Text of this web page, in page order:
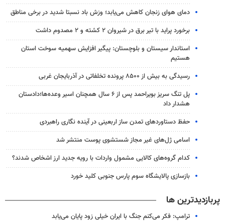
دمای هوای زنجان کاهش می‌یابد؛ وزش باد نسبتا شدید در برخی مناطق
برخورد پراید با تیر برق در شیروان ۲ کشته و ۲ مصدوم داشت
استاندار سیستان و بلوچستان: پیگیر افزایش سهمیه سوخت استان
هستیم
رسیدگی به بیش از ۸۵۰۰ پرونده تخلفاتی در آذربایجان غربی
پل تنگ سریز بویراحمد پس از ۶ سال همچنان اسیر وعده‌ها؛دادستان
هشدار داد
حفظ دستاوردهای تمدن ساز اربعینی در آینده نگاری راهبردی
اسامی ژل‌های غیر مجاز شستشوی پوست منتشر شد
کدام گروه‌های کالایی مشمول واردات با رویه جدید ارز اشخاص شدند؟
بازسازی پالایشگاه سوم پارس جنوبی کلید خورد
پربازدیدترین ها
ترامپ: فکر می‌کنم جنگ با ایران خیلی زود پایان می‌یابد